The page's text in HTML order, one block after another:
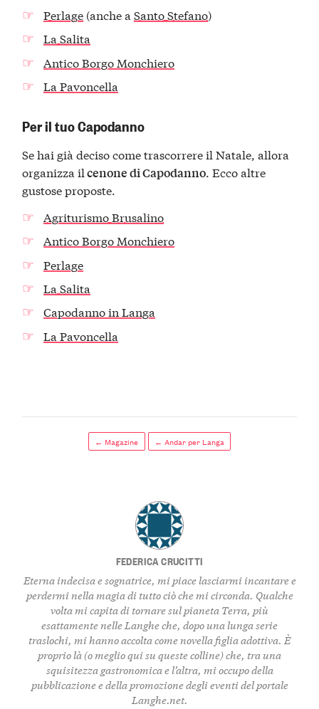
Perlage(anche a Santo Stefano)
La Salita
Antico Borgo Monchiero
La Pavoncella
Per il tuo Capodanno
Se hai già deciso come trascorrere il Natale, allora
organizza ilcenone di Capodanno. Ecco altre
gustose proposte.
Agriturismo Brusalino
Antico Borgo Monchiero
Perlage
La Salita
Capodanno in Langa
La Pavoncella
← Magazine ← Andar per Langa
FEDERICA CRUCITTI
Eterna indecisa e sognatrice, mi piace lasciarmi incantare e
perdermi nella magia di tutto ciò che mi circonda. Qualche
volta mi capita di tornare sul pianeta Terra, più
esattamente nelle Langhe che, dopo una lunga serie
traslochi, mi hanno accolta come novella figlia adottiva. È
proprio là (o meglio qui su queste colline) che, tra una
squisitezza gastronomica e l’altra, mi occupo della
pubblicazione e della promozione degli eventi del portale
Langhe.net.